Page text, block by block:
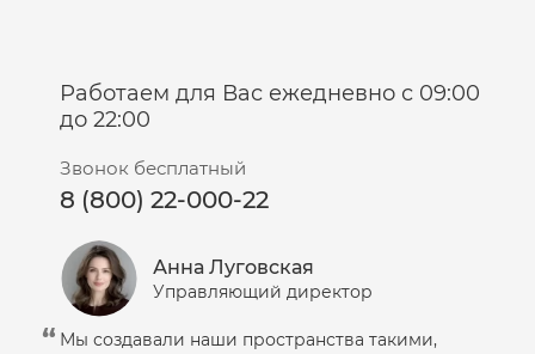
Работаем для Вас ежедневно с 09:00
до 22:00
Звонок бесплатный
8 (800) 22-000-22
Анна Луговская
Управляющий директор
Мы создавали наши пространства такими,